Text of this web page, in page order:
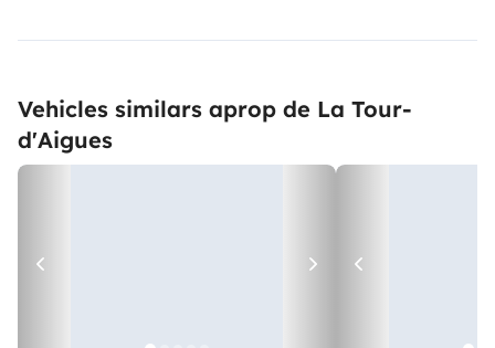
Vehicles similars aprop de La Tour-
d'Aigues